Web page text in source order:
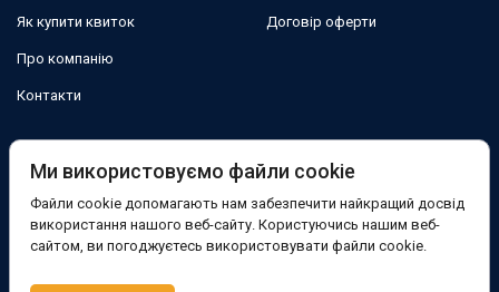
Як купити квиток
Про компанію
Контакти
Договір оферти
Facebook
Підтримка:
Ми використовуємо файли cookie
Файли cookie допомагають нам забезпечити найкращий досвід
використання нашого веб-сайту. Користуючись нашим веб-
сайтом, ви погоджуєтесь використовувати файли cookie.